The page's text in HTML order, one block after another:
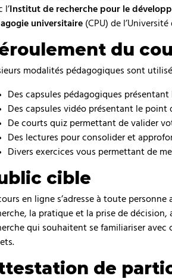
l’ Institut de recherche pour le
universitaire (CPU) de
du
modalités pédagogiques sont
Des capsules pédagogiques
Des capsules vidéo présentant le point
De courts quiz permettant de valider
Des lectures pour consolider et
Divers exercices vous permettant de
cible
en ligne s’adresse à toute
la pratique et la prise de décision,
qui souhaitent se familiariser
de